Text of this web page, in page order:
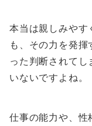
本当は親しみやす
も、その力を発
った判断されてし
いないですよね。
仕事の能力や、性